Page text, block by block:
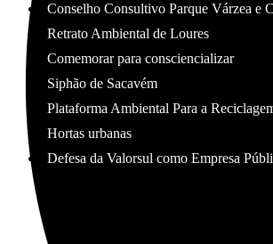
Conselho Consultivo Parque Várzea e
Retrato Ambiental de Loures
Comemorar para consciencializar
Siphão de Sacavém
Plataforma Ambiental Para a
Hortas urbanas
Defesa da Valorsul como Empresa